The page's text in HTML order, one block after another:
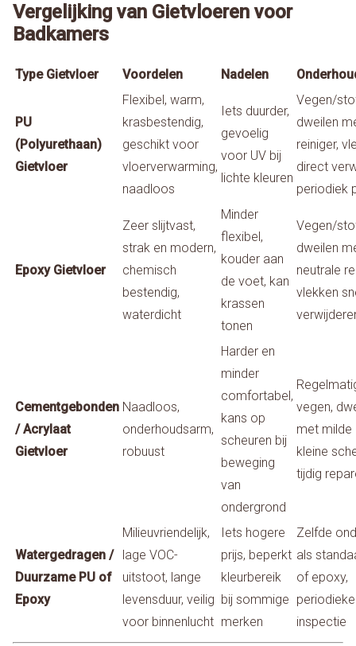
Vergelijking van Gietvloeren voor
Badkamers
Type Gietvloer Voordelen Nadelen
PU
(Polyurethaan)
Gietvloer
Flexibel, warm,
krasbestendig,
geschikt voor
vloerverwarming,
naadloos
Iets duurder,
gevoelig
voor UV bij
lichte kleuren
Vegen/
dweilen
reiniger,
direct
periodiek
Epoxy Gietvloer
Zeer slijtvast,
strak en modern,
chemisch
bestendig,
waterdicht
Minder
flexibel,
kouder aan
de voet, kan
krassen
tonen
Vegen/
dweilen
neutrale
vlekken
Cementgebonden
/ Acrylaat
Gietvloer
Naadloos,
onderhoudsarm,
robuust
Harder en
minder
comfortabel,
kans op
scheuren bij
beweging
van
ondergrond
vegen,
met milde
kleine
tijdig
Watergedragen /
Duurzame PU of
Epoxy
Milieuvriendelijk,
lage VOC-
uitstoot, lange
levensduur, veilig
voor binnenlucht
Iets hogere
prijs, beperkt
kleurbereik
bij sommige
merken
Zelfde
als
of epoxy,
periodieke
inspectie